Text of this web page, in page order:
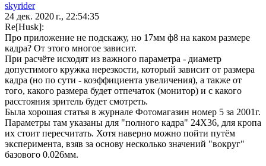
skyrider
24 дек. 2020 г., 22:54:35
Re[Husk]:
Про приложение не подскажу, но 17мм ф8 на каком размере
кадра? От этого многое зависит.
При расчёте исходят из важного параметра - диаметр
допустимого кружка нерезкости, который зависит от размера
кадра (но по сути - коэффициента увеличения), а также от
того, какого размера будет отпечаток (монитор) и с какого
расстояния зритель будет смотреть.
Была хорошая статья в журнале Фотомагазин номер 5 за 2001г.
Параметры там указаны для "полного кадра" 24Х36, для кропа
их стоит пересчитать. Хотя наверно можно пойти путём
эксперимента, взяв за основу несколько значений "вокруг"
базового 0.026мм.